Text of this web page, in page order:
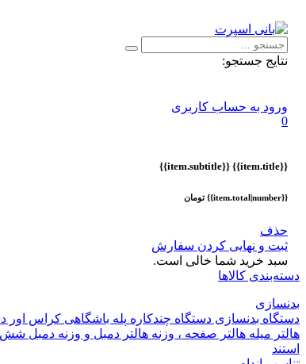
نتایج جستجو:
ورود به حساب کاربری
0
{{item.title}}
{{item.subtitle}}
{{item.total|number}} تومان
حذف
ثبت و نهایی کردن سفارش
سبد خرید شما خالی است.
دسته‌بندی کالاها
بدنسازی
دستگاه بدنسازی دستگاه چندکاره پله باشگاهی کراس اور
هالتر میله هالتر صفحه ، وزنه هالتر دمبل و وزنه دمبل
استند